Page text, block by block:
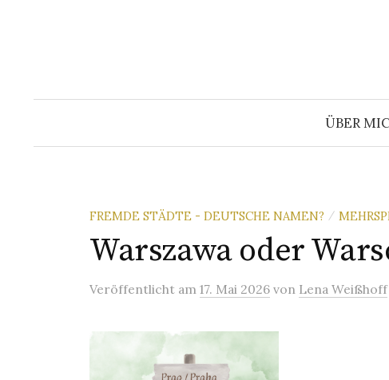
ÜBER
FREMDE STÄDTE - DEUTSCHE NAMEN? /
Warszawa oder
Veröffentlicht am 17. Mai 2026 von Lena Weißhoff